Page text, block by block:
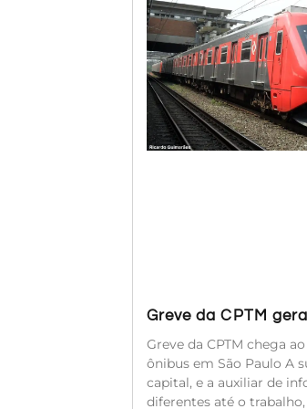
Greve da CPTM
Greve da CPTM chega
ônibus em São Paulo A
capital, e a auxiliar de
diferentes até o